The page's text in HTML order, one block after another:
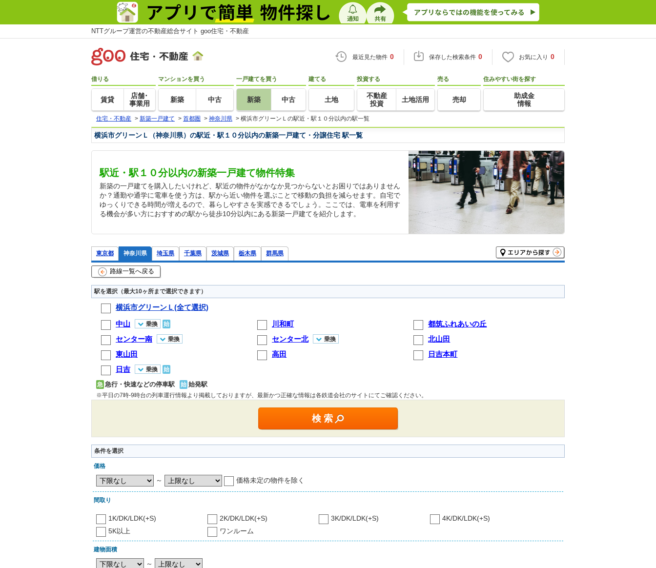
NTTグループ運営の不動産総合サイト goo住宅・不動産
最近見た物件 0 保存した検索条件 0 お気に入り 0
借りる
賃貸
店舗･
事業用
マンションを買う
新築 中古
一戸建てを買う
新築 中古
建てる
土地
投資する
不動産
投資
土地活用
売る
売却
住みやすい街を探す
助成金
情報
住宅・不動産 > 新築一戸建て > 首都圏 > 神奈川県 > 横浜市グリーンＬの駅近・駅１０分以内の駅一覧
横浜市グリーンＬ（神奈川県）の駅近・駅１０分以内の新築一戸建て・分譲住宅 駅一覧
駅近・駅１０分以内の新築一戸建て物件特集
新築の一戸建てを購入したいけれど、駅近の物件がなかなか見つからないとお困りではありません
か？通勤や通学に電車を使う方は、駅から近い物件を選ぶことで移動の負担を減らせます。自宅で
ゆっくりできる時間が増えるので、暮らしやすさを実感できるでしょう。ここでは、電車を利用す
る機会が多い方におすすめの駅から徒歩10分以内にある新築一戸建てを紹介します。
東京都 神奈川県 埼玉県 千葉県 茨城県 栃木県 群馬県
路線一覧へ戻る
駅を選択（最大10ヶ所まで選択できます）
横浜市グリーンＬ(全て選択)
中山
乗換 始 川和町
都筑ふれあいの丘
センター南
乗換 センター北 乗換
北山田
東山田
高田
日吉本町
日吉
乗換 始
急 急行・快速などの停車駅 始 始発駅
※平日の7時-9時台の列車運行情報より掲載しておりますが、最新かつ正確な情報は各鉄道会社のサイトにてご確認ください。
条件を選択
価格
～ 価格未定の物件を除く
間取り
1K/DK/LDK(+S) 2K/DK/LDK(+S) 3K/DK/LDK(+S)
4K/DK/LDK(+S)
5K以上
ワンルーム
建物面積
～